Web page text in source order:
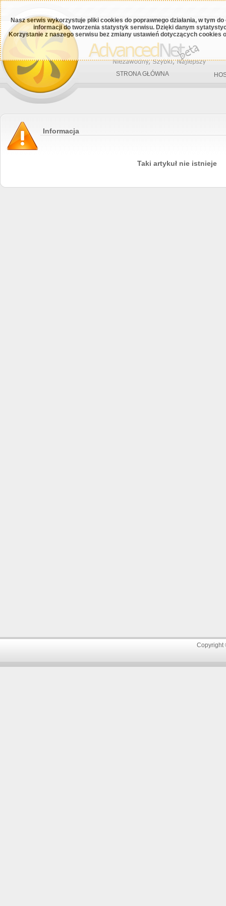
Nasz serwis wykorzystuje pliki cookies do poprawnego działania, w tym
informacji do tworzenia statystyk serwisu. Dzięki danym
Korzystanie z naszego serwisu bez zmiany ustawień dotyczących cookies
STRONA GŁÓWNA
Informacja
Taki artykuł nie istnieje
Copyright